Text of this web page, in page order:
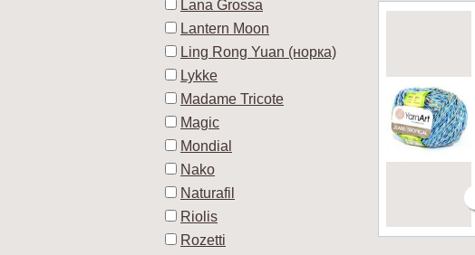
Lana Grossa
Lantern Moon
Ling Rong Yuan (норка)
Lykke
Madame Tricote
Magic
Mondial
Nako
Naturafil
Riolis
Rozetti